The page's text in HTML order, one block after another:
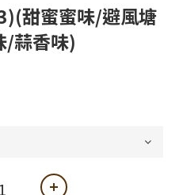
甜蜜蜜味/避風塘
/蒜香味)